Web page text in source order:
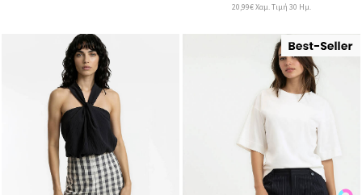
20,99€ Χαμ. Τιμή 30 Ημ.